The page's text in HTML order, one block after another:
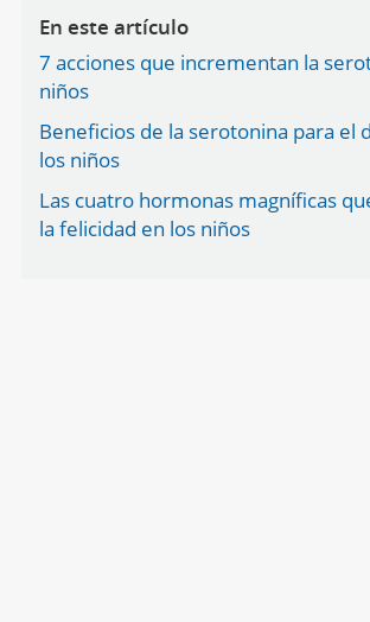
En este artículo
7 acciones que incrementan la
niños
Beneficios de la serotonina para el
los niños
Las cuatro hormonas magníficas
la felicidad en los niños